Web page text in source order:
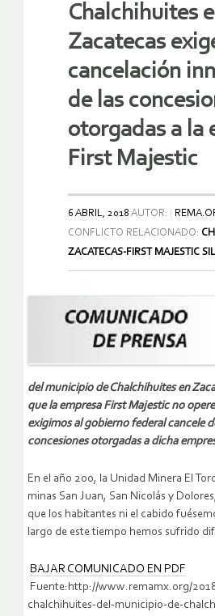
Chalchihuites
Zacatecas
cancelación
de las
otorgadas a la
First Majestic
6 ABRIL, 2018 AUTOR:
CONFLICTO RELACIONADO:
ZACATECAS-FIRST MAJESTIC
del municipio de Chalchihuites en
que la empresa First Majestic no
exigimos al gobierno federal cancele
concesiones otorgadas a dicha
En el año 200, la Unidad Minera El
minas San Juan, San Nicolás y
que los habitantes ni el cabido
largo de este tiempo hemos sufrido
BAJAR COMUNICADO EN PDF
Fuente:http://www.remamx.org/
chalchihuites-del-municipio-de-